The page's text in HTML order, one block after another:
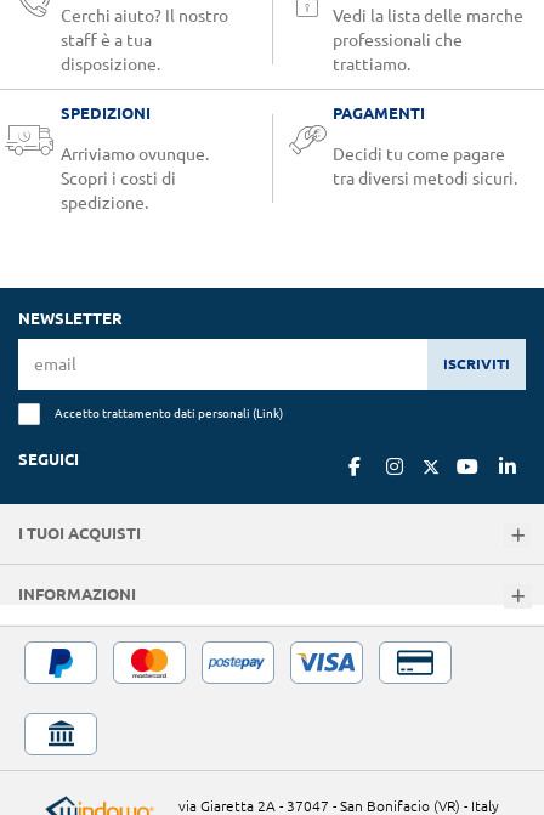
Cerchi aiuto? Il nostro
staff è a tua
disposizione.
Vedi la lista delle marche
professionali che
trattiamo.
SPEDIZIONI
Arriviamo ovunque.
Scopri i costi di
spedizione.
PAGAMENTI
Decidi tu come pagare
tra diversi metodi sicuri.
NEWSLETTER
ISCRIVITI
Accetto trattamento dati personali (Link)
SEGUICI
I TUOI ACQUISTI
INFORMAZIONI
via Giaretta 2A - 37047 - San Bonifacio (VR) - Italy